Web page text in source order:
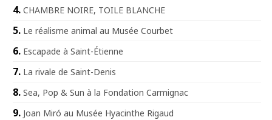
CHAMBRE NOIRE, TOILE BLANCHE
Le réalisme animal au Musée Courbet
Escapade à Saint-Étienne
La rivale de Saint-Denis
Sea, Pop & Sun à la Fondation Carmignac
Joan Miró au Musée Hyacinthe Rigaud